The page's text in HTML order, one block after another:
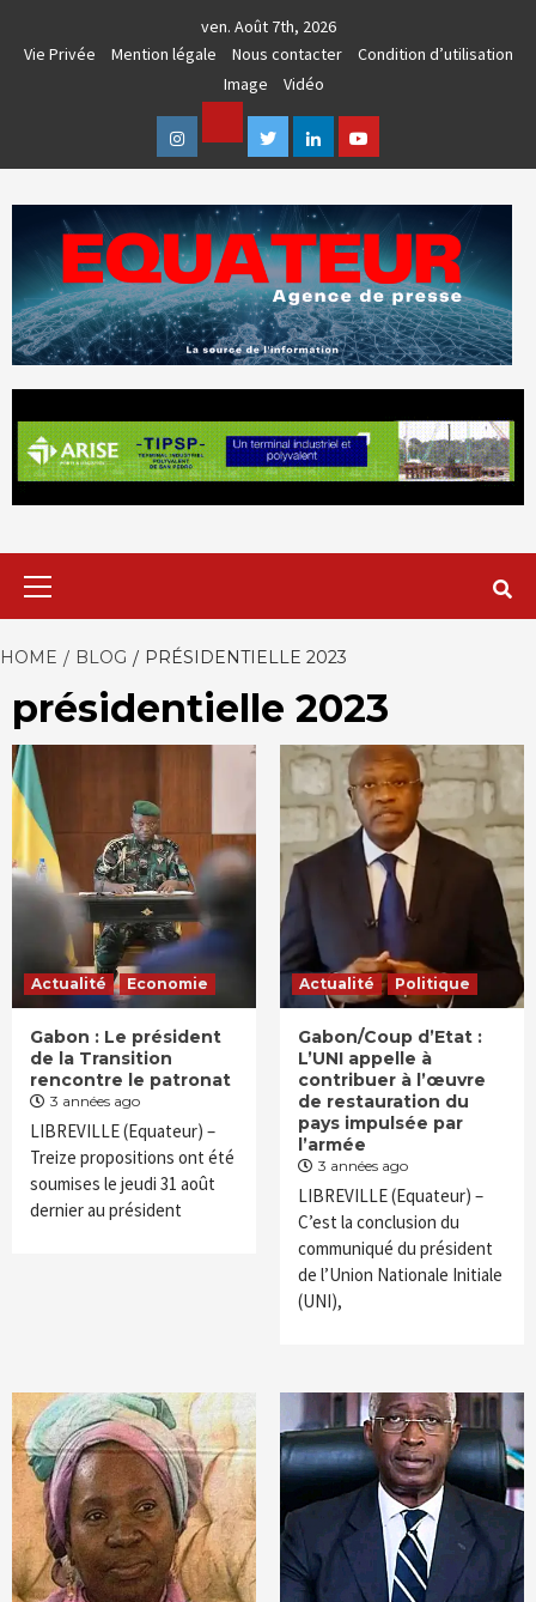
ven. Août 7th, 2026
Vie Privée
Mention légale Nous contacter
Condition d’utilisation
Image
Vidéo
Instagram
Facebook
TwitterLinkedinYoutube
EQUATEUR
HOME BLOG PRÉSIDENTIELLE 2023
présidentielle 2023
Actualité Economie
Gabon : Le président
de la Transition
rencontre le patronat
3 années ago
LIBREVILLE (Equateur) –
Treize propositions ont été
soumises le jeudi 31 août
dernier au président
Actualité Politique
Gabon/Coup d’Etat :
L’UNI appelle à
contribuer à l’œuvre
de restauration du
pays impulsée par
l’armée
3 années ago
LIBREVILLE (Equateur) –
C’est la conclusion du
communiqué du président
de l’Union Nationale Initiale
(UNI),